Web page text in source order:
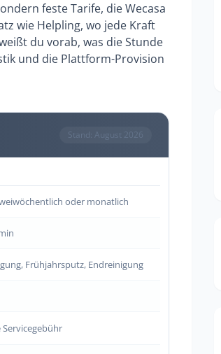
feste Tarife, die Wecasa
wie Helpling, wo jede Kraft
du vorab, was die Stunde
und die Plattform-Provision
Stand: August 2026
oder monatlich
Frühjahrsputz, Endreinigung